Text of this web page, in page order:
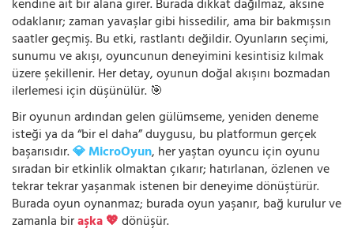
kendine ait bir alana girer. Burada dikkat dağılmaz, aksine
odaklanır; zaman yavaşlar gibi hissedilir, ama bir bakmışsın
saatler geçmiş. Bu etki, rastlantı değildir. Oyunların seçimi,
sunumu ve akışı, oyuncunun deneyimini kesintisiz kılmak
üzere şekillenir. Her detay, oyunun doğal akışını bozmadan
ilerlemesi için düşünülür. 🎯
Bir oyunun ardından gelen gülümseme, yeniden deneme
isteği ya da “bir el daha” duygusu, bu platformun gerçek
başarısıdır.💎 MicroOyun, her yaştan oyuncu için oyunu
sıradan bir etkinlik olmaktan çıkarır; hatırlanan, özlenen ve
tekrar tekrar yaşanmak istenen bir deneyime dönüştürür.
Burada oyun oynanmaz; burada oyun yaşanır, bağ kurulur ve
zamanla biraşka 💖dönüşür.